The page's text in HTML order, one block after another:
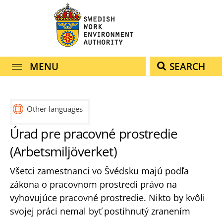
MENU SEARCH
Other languages
Úrad pre pracovné prostredie
(Arbetsmiljöverket)
Všetci zamestnanci vo Švédsku majú podľa
zákona o pracovnom prostredí právo na
vyhovujúce pracovné prostredie. Nikto by kvôli
svojej práci nemal byť postihnutý zranením